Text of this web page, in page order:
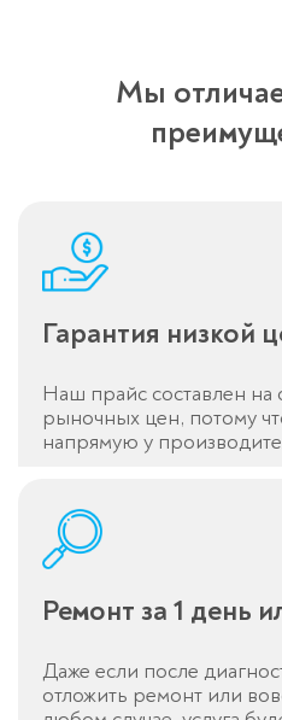
Мы
Гарантия низкой
Наш прайс составлен на
рыночных цен, потому
напрямую у
Ремонт за 1 день
Даже если после
отложить ремонт или